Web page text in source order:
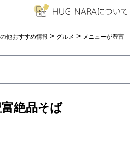
他おすすめ情報 > グルメ > メニューが豊富
絶品そば